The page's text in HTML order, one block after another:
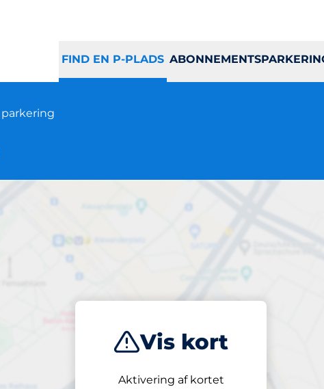
FIND EN P-PLADS
Vis kort
Aktivering af kortet
Blegbanken 3